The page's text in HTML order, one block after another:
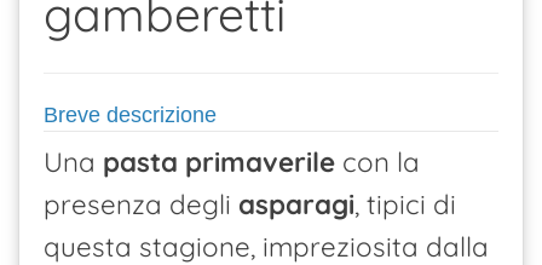
gamberetti
Breve descrizione
Una pasta primaverile con la
presenza degli asparagi, tipici di
questa stagione, impreziosita dalla